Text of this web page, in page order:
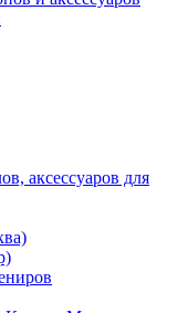
аксессуаров для